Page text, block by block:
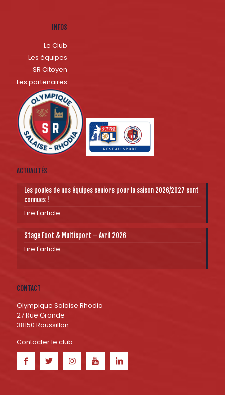
INFOS
Le Club
Les équipes
SR Citoyen
Les partenaires
ACTUALITÉS
Les poules de nos équipes seniors pour la saison 2026/2027 sont
connues !
Lire l'article
Stage Foot & Multisport – Avril 2026
Lire l'article
CONTACT
Olympique Salaise Rhodia
27 Rue Grande
38150 Roussillon
Contacter le club